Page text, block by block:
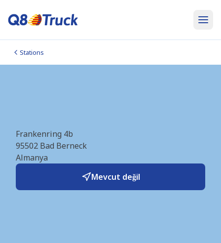
Stations
Frankenring 4b
95502 Bad Berneck
Almanya
Mevcut değil